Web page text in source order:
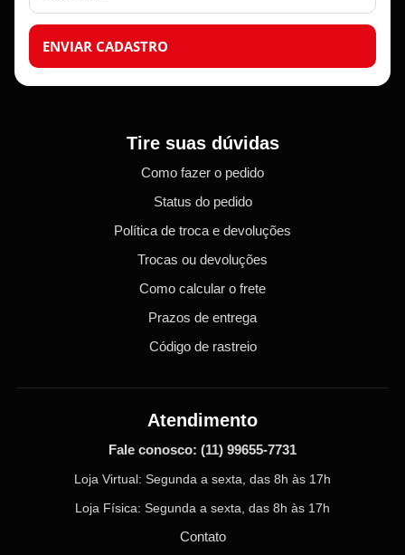
ENVIAR CADASTRO
Tire suas dúvidas
Como fazer o pedido
Status do pedido
Política de troca e devoluções
Trocas ou devoluções
Como calcular o frete
Prazos de entrega
Código de rastreio
Atendimento
Fale conosco: (11) 99655-7731
Loja Virtual: Segunda a sexta, das 8h às 17h
Loja Física: Segunda a sexta, das 8h às 17h
Contato